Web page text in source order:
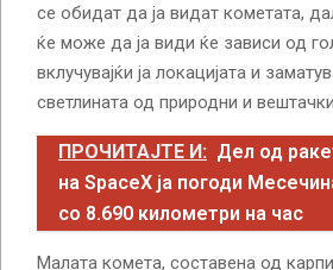
се обидат да ја видат кометата,
ќе може да ја види ќе зависи од
вклучувајќи ја локацијата и
светлината од природни и
ПРОЧИТАЈТЕ И: Дел од
на SpaceX ја погоди
со 8.690 километри на час
Малата комета, составена од